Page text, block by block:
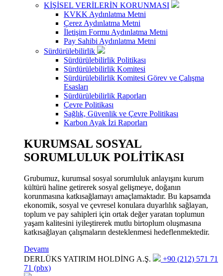
KİŞİSEL VERİLERİN KORUNMASI
KVKK Aydınlatma Metni
Çerez Aydınlatma Metni
İletişim Formu Aydınlatma Metni
Pay Sahibi Aydınlatma Metni
Sürdürülebilirlik
Sürdürülebilirlik Politikası
Sürdürülebilirlik Komitesi
Sürdürülebilirlik Komitesi Görev ve Çalışma
Esasları
Sürdürülebilirlik Raporları
Çevre Politikası
Sağlık, Güvenlik ve Çevre Politikası
Karbon Ayak İzi Raporları
KURUMSAL SOSYAL
SORUMLULUK POLİTİKASI
Grubumuz, kurumsal sosyal sorumluluk anlayışını kurum
kültürü haline getirerek sosyal gelişmeye, doğanın
korunmasına katkısağlamayı amaçlamaktadır. Bu kapsamda
ekonomik, sosyal ve çevresel konulara duyarlılık sağlayan,
toplum ve pay sahipleri için ortak değer yaratan toplumun
yaşam kalitesini iyileştirerek mutlu birtoplum oluşmasına
katkısağlayan çalışmaların desteklenmesi hedeflenmektedir.
Devamı
DERLÜKS YATIRIM HOLDİNG A.Ş.
+90 (212) 571 71
71 (pbx)